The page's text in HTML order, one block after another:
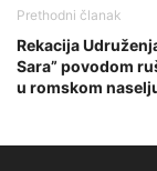
Prethodni članak
Rekacija
Sara” povodom
u romskom